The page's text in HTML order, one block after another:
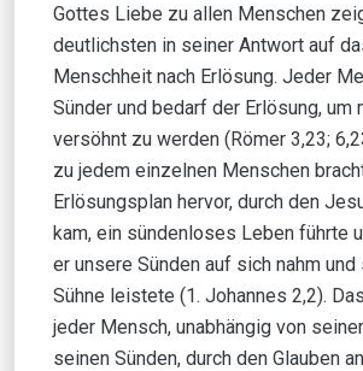
Gottes Liebe zu allen Menschen
deutlichsten in seiner Antwort auf
Menschheit nach Erlösung. Jeder
Sünder und bedarf der Erlösung, um
versöhnt zu werden (Römer 3,23;
zu jedem einzelnen Menschen
Erlösungsplan hervor, durch den
kam, ein sündenloses Leben führte
er unsere Sünden auf sich nahm und
Sühne leistete (1. Johannes 2,2).
jeder Mensch, unabhängig von
seinen Sünden, durch den Glauben